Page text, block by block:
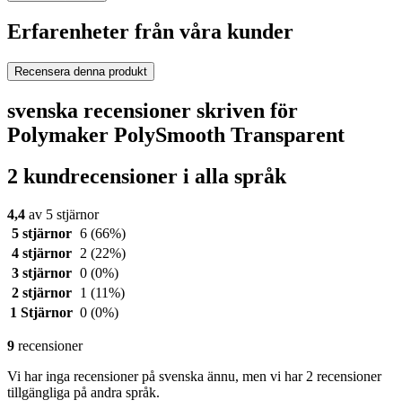
Erfarenheter från våra kunder
Recensera denna produkt
svenska recensioner skriven för
Polymaker PolySmooth Transparent
2 kundrecensioner i alla språk
4,4 av 5 stjärnor
5 stjärnor 6 (66%)
4 stjärnor
2 (22%)
3 stjärnor 0 (0%)
2 stjärnor
1 (11%)
1 Stjärnor 0 (0%)
9 recensioner
Vi har inga recensioner på svenska ännu, men vi har 2 recensioner
tillgängliga på andra språk.